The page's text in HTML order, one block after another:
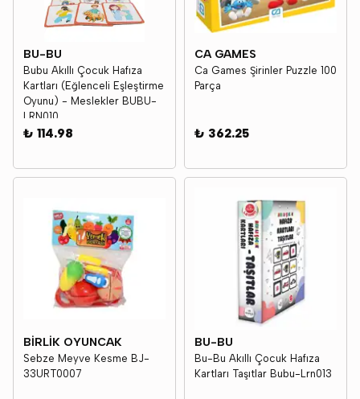
BU-BU
Bubu Akıllı Çocuk Hafıza
Kartları (Eğlenceli Eşleştirme
Oyunu) - Meslekler BUBU-
LRN010
₺ 114.98
CA GAMES
Ca Games Şirinler Puzzle 100
Parça
₺ 362.25
BİRLİK OYUNCAK
Sebze Meyve Kesme BJ-
33URT0007
BU-BU
Bu-Bu Akıllı Çocuk Hafıza
Kartları Taşıtlar Bubu-Lrn013